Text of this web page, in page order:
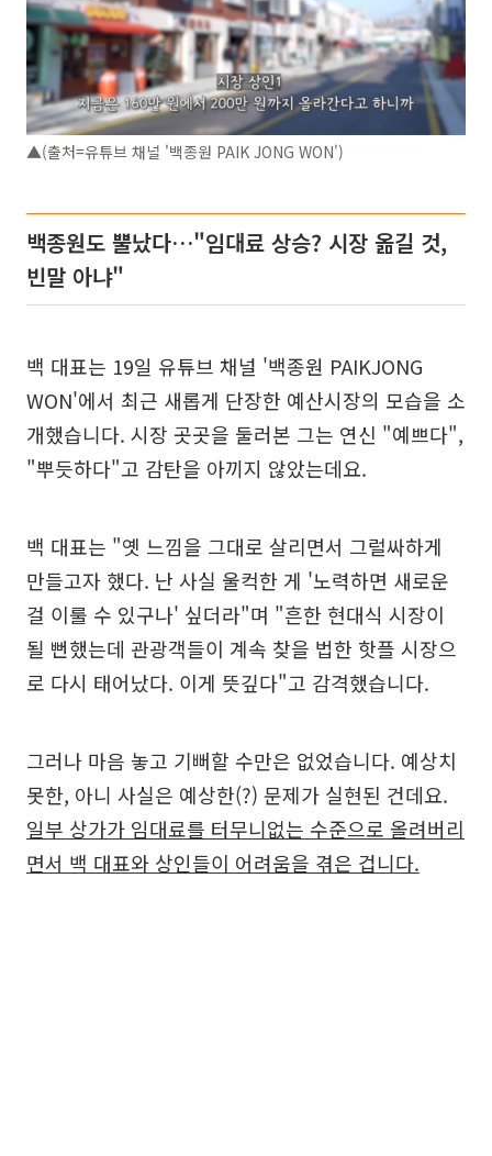
▲(출처=유튜브 채널 '백종원 PAIK JONG WON')
백종원도 뿔났다…"임대료 상승? 시장 옮길 것,
빈말 아냐"
백 대표는 19일 유튜브 채널 '백종원 PAIKJONG
WON'에서 최근 새롭게 단장한 예산시장의 모습을 소
개했습니다. 시장 곳곳을 둘러본 그는 연신 "예쁘다",
"뿌듯하다"고 감탄을 아끼지 않았는데요.
백 대표는 "옛 느낌을 그대로 살리면서 그럴싸하게
만들고자 했다. 난 사실 울컥한 게 '노력하면 새로운
걸 이룰 수 있구나' 싶더라"며 "흔한 현대식 시장이
될 뻔했는데 관광객들이 계속 찾을 법한 핫플 시장으
로 다시 태어났다. 이게 뜻깊다"고 감격했습니다.
그러나 마음 놓고 기뻐할 수만은 없었습니다. 예상치
못한, 아니 사실은 예상한(?) 문제가 실현된 건데요.
일부 상가가 임대료를 터무니없는 수준으로 올려버리
면서 백 대표와 상인들이 어려움을 겪은 겁니다.